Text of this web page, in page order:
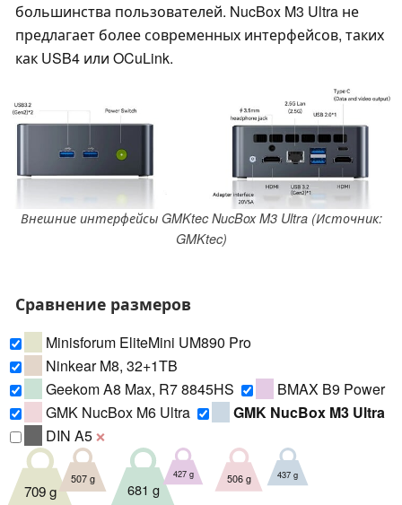
большинства пользователей. NucBox M3 Ultra не
предлагает более современных интерфейсов, таких
как USB4 или OCuLink.
Внешние интерфейсы GMKtec NucBox M3 Ultra (Источник:
GMKtec)
Сравнение размеров
Minisforum EliteMini UM890 Pro
Ninkear M8, 32+1TB
Geekom A8 Max, R7 8845HS
BMAX B9 Power
GMK NucBox M6 Ultra
GMK NucBox M3 Ultra
DIN A5 ❌
709 g
507 g
681 g
427 g 506 g 437 g